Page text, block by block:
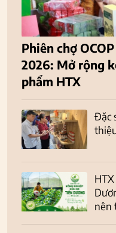
Phiên chợ
2026: Mở rộng
phẩm HTX
Đặc
nên